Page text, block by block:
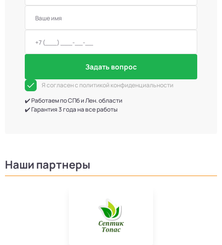
Задать вопрос
Я согласен с политикой конфиденциальности
✔️ Работаем по СПб и Лен. области
✔️ Гарантия 3 года на все работы
Наши партнеры